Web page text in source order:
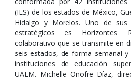
(IES) de los estados de México,
Hidalgo y Morelos. Uno de sus
estratégicos es Horizontes
colaborativo que se transmite en
seis estados, de forma semanal
instituciones de educación
UAEM. Michelle Onofre Díaz,